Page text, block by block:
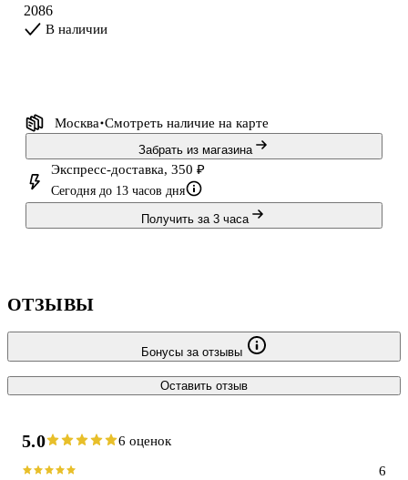
2086
В наличии
Москва Смотреть наличие на карте
Забрать из магазина
Экспресс-доставка, 350 ₽
Сегодня до 13 часов дня
Получить за 3 часа
ОТЗЫВЫ
Бонусы за отзывы
Оставить отзыв
5.0 6 оценок
6